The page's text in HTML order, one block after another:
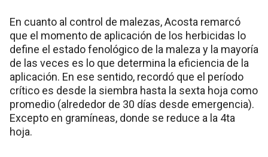
En cuanto al control de malezas, Acosta remarcó
que el momento de aplicación de los herbicidas lo
define el estado fenológico de la maleza y la mayoría
de las veces es lo que determina la eficiencia de la
aplicación. En ese sentido, recordó que el período
crítico es desde la siembra hasta la sexta hoja como
promedio (alrededor de 30 días desde emergencia).
Excepto en gramíneas, donde se reduce a la 4ta
hoja.